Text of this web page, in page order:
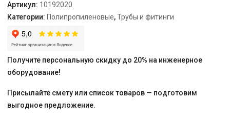
шт.)
(синий/
красный)
VALFEX
Артикул: 10192020
Категории: Полипропиленовые,Трубы и фитинги
Получите персональную скидку до 20% на инженерное
оборудование!
Присылайте смету или список товаров — подготовим
выгодное предложение.